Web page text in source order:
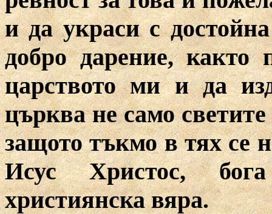
и да украси с
добро дарение, както
царството ми и да
църква не само
защото тъкмо в тях се
Исус Христос,
християнска вяра.